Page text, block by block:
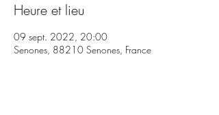
Heure et lieu
09 sept. 2022, 20:00
Senones, 88210 Senones, France